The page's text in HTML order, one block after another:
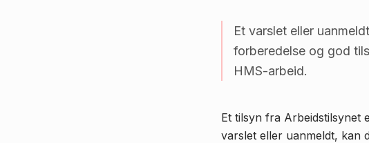
Et varslet eller
forberedelse og god
HMS-arbeid.
Et tilsyn fra Arbeidstilsynet
varslet eller uanmeldt, kan